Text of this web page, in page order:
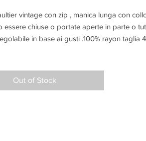
vintage con zip , manica lunga con
essere chiuse o portate aperte in parte o
in base ai gusti .100% rayon taglia
Out of Stock